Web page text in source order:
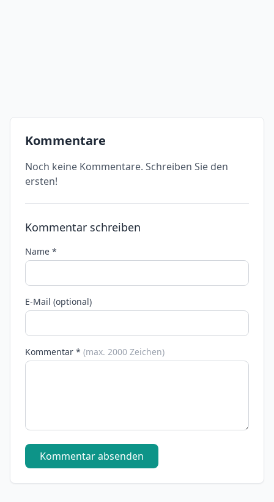
Kommentare
Noch keine Kommentare. Schreiben Sie den
ersten!
Kommentar schreiben
Name *
E-Mail (optional)
Kommentar * (max. 2000 Zeichen)
Kommentar absenden